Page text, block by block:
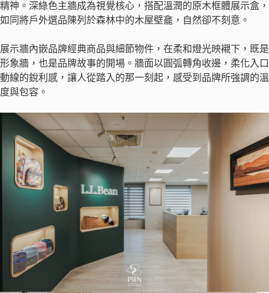
精神。深綠色主牆成為視覺核心，搭配溫潤的原木框體展示盒，
如同將戶外選品陳列於森林中的木屋壁龕，自然卻不刻意。
展示牆內嵌品牌經典商品與細節物件，在柔和燈光映襯下，既是
形象牆，也是品牌故事的開場。牆面以圓弧轉角收邊，柔化入口
動線的銳利感，讓人從踏入的那一刻起，感受到品牌所強調的溫
度與包容。